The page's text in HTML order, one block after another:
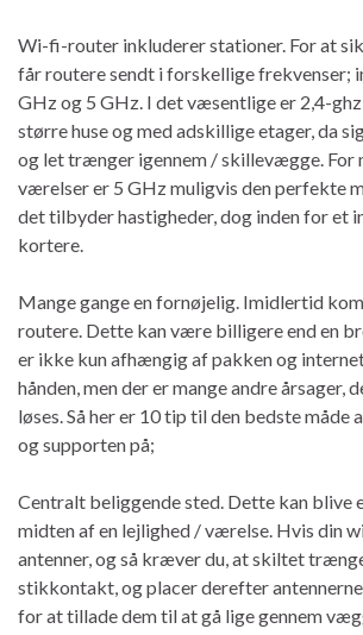
Wi-fi-router inkluderer stationer. For at
får routere sendt i forskellige frekvenser;
GHz og 5 GHz. I det væsentlige er 2,4-
større huse og med adskillige etager, da
og let trænger igennem / skillevægge. For
værelser er 5 GHz muligvis den perfekte
det tilbyder hastigheder, dog inden for et
kortere.
Mange gange en fornøjelig. Imidlertid
routere. Dette kan være billigere end en
er ikke kun afhængig af pakken og
hånden, men der er mange andre årsager,
løses. Så her er 10 tip til den bedste måde
og supporten på;
Centralt beliggende sted. Dette kan blive
midten af ​​en lejlighed / værelse. Hvis din
antenner, og så kræver du, at skiltet
stikkontakt, og placer derefter
for at tillade dem til at gå lige gennem